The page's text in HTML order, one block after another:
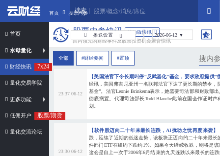
首页
水母量化
财经快讯 7x24
量化交易学院
更多功能
低佣开户 股票/期货
量化交流论坛
首页 股票内参
搜索 股票/概念/消息/席位
股票内参快讯 简约版快讯
国内领先的财经事件及股票投资机会聚合快讯
2026-06-12 ▼
推送设置
自动刷新
声音提醒
桌面通知
弹窗停留时间:
5s
弹窗测试
如何设置?
全部 #财经要闻 #置顶
23:37 06-12
【美国法官下令长期叫停“反武器化”基金，要求政府提供
经讯，美国弗吉尼亚州一名联邦法官下达了更长期的禁令，
基金”。法官Leonie Brinkema表示，她需要司法部和财政部
彻底搁置。代理司法部长Todd Blanche此前在国会作证时
划。
23:30 06-12
【软件股迈向二十年来最长连跌，AI扰动之忧再度来袭】
跌，延续了近期的低迷走势，该板块正迈向约二十年来最长
件部门ETF在纽约下跌约1%。如果今天继续收跌，则将是
这会是自上一次于2006年6月结束的九天连跌以来最长的连